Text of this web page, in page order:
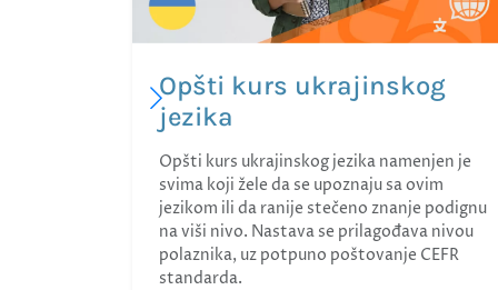
Opšti kurs ukrajinskog
jezika
Opšti kurs ukrajinskog jezika namenjen je
svima koji žele da se upoznaju sa ovim
jezikom ili da ranije stečeno znanje podignu
na viši nivo. Nastava se prilagođava nivou
polaznika, uz potpuno poštovanje CEFR
standarda.